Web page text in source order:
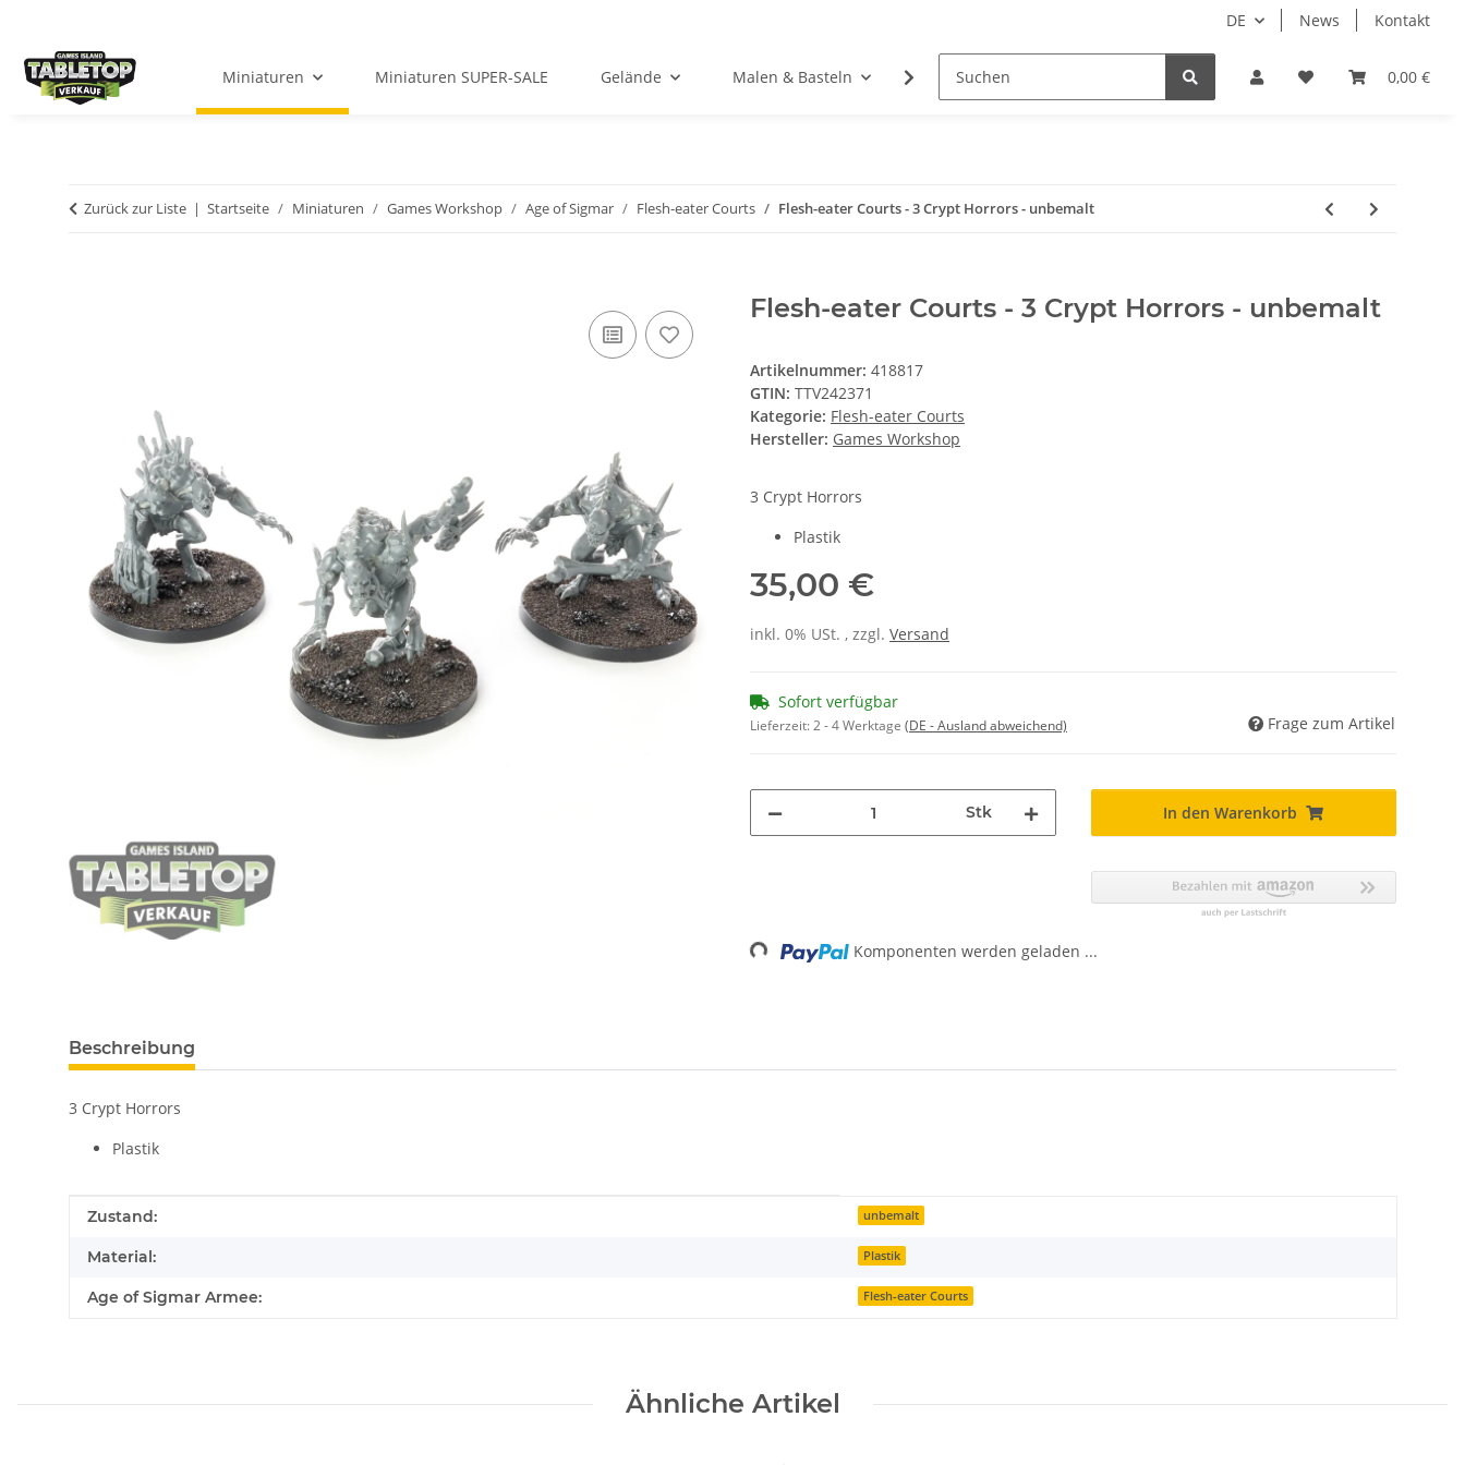
DE News Kontakt
0,00 €
Miniaturen Miniaturen SUPER-SALE Gelände Malen & Basteln Rollenspiele Tabletop Zubehör Hersteller
Zurück zur Liste Startseite Miniaturen Games Workshop Age of Sigmar Flesh-eater Courts Flesh-eater Courts - 3 Crypt Horrors - unbemalt
Flesh-eater Courts - 3 Crypt Horrors - unbemalt
Artikelnummer: 418817
GTIN: TTV242371
Kategorie: Flesh-eater Courts
Hersteller: Games Workshop
3 Crypt Horrors
Plastik
35,00 €
inkl. 0% USt. , zzgl. Versand
Sofort verfügbar
Lieferzeit:2 - 4 Werktage (DE - Ausland abweichend) Frage zum Artikel
Stk In den Warenkorb
Loading... Komponenten werden geladen ...
Beschreibung
3 Crypt Horrors
Plastik
Produkteigenschaft
Wert
Zustand: unbemalt
Material: Plastik
Age of Sigmar Armee: Flesh-eater Courts
Ähnliche Artikel